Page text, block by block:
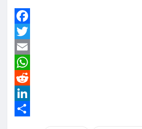
Facebook
Twitter
Email
WhatsApp
Reddit
LinkedIn